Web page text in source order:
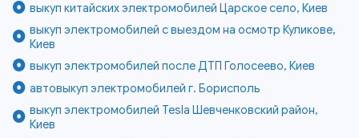
выкуп китайских электромобилей Царское село, Киев
выкуп электромобилей с выездом на осмотр Куликове,
Киев
выкуп электромобилей после ДТП Голосеево, Киев
автовыкуп электромобилей г. Борисполь
выкуп электромобилей Tesla Шевченковский район,
Киев